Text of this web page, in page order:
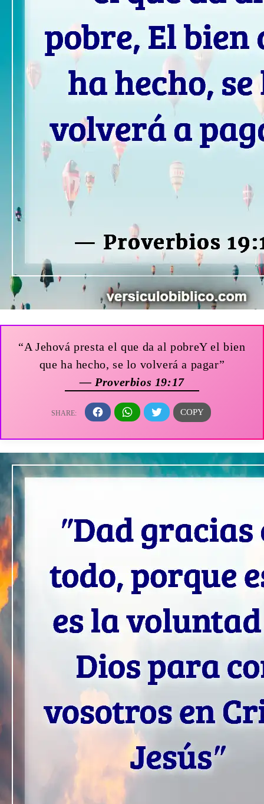
“A Jehová presta el que da al pobreY el bien
que ha hecho, se lo volverá a pagar”
— Proverbios 19:17